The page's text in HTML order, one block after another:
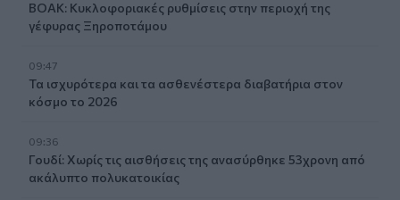
ΒΟΑΚ: Κυκλοφοριακές ρυθμίσεις στην περιοχή της
γέφυρας Ξηροποτάμου
09:47
Τα ισχυρότερα και τα ασθενέστερα διαβατήρια στον
κόσμο το 2026
09:36
Γουδί: Χωρίς τις αισθήσεις της ανασύρθηκε 53χρονη από
ακάλυπτο πολυκατοικίας